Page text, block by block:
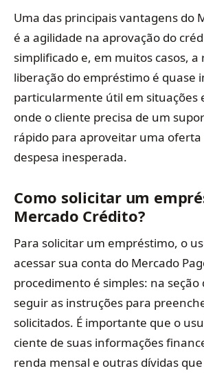
Uma das principais vantagens do
é a agilidade na aprovação do
simplificado e, em muitos casos, a
liberação do empréstimo é quase
particularmente útil em situações
onde o cliente precisa de um
rápido para aproveitar uma
despesa inesperada.
Como solicitar um
Mercado Crédito?
Para solicitar um empréstimo, o
acessar sua conta do Mercado
procedimento é simples: na seção
seguir as instruções para
solicitados. É importante que o
ciente de suas informações
renda mensal e outras dívidas